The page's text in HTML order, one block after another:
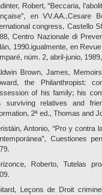
Robert, “Beccaria,
en VV.AA.,Cesare
congress, Castello
Centro Nazionale di
1990.igualmente, en
núm. 2, abril-junio,
Brown, James,
the Philanthropist:
of his family; his
surviving relatives and
2ª ed., Thomas and
Antonio, “Pro y contra
Cuestiones
Roberto, Tutelas
Leçons de Droit